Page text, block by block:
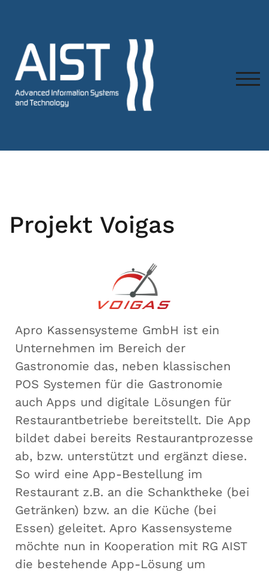
Projekt Voigas
Apro Kassensysteme GmbH ist ein
Unternehmen im Bereich der
Gastronomie das, neben klassischen
POS Systemen für die Gastronomie
auch Apps und digitale Lösungen für
Restaurantbetriebe bereitstellt. Die App
bildet dabei bereits Restaurantprozesse
ab, bzw. unterstützt und ergänzt diese.
So wird eine App-Bestellung im
Restaurant z.B. an die Schanktheke (bei
Getränken) bzw. an die Küche (bei
Essen) geleitet. Apro Kassensysteme
möchte nun in Kooperation mit RG AIST
die bestehende App-Lösung um